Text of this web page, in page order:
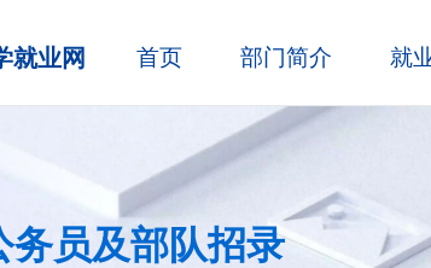
就业网 首页 部门简介 就
务员及部队招录